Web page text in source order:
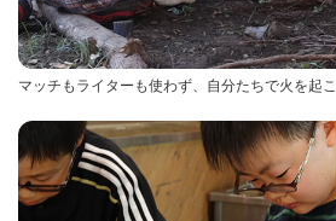
マッチもライターも使わず、自分たちで火を起